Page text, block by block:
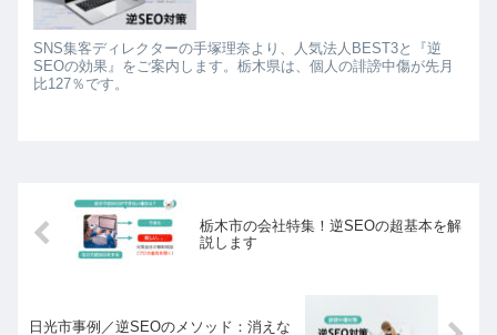
SNS集客ディレクターの手塚理奈より、人気法人BEST3と『逆
SEOの効果』をご案内します。栃木県は、個人の誹謗中傷が先月
比127％です。
栃木市の会社特集！逆SEOの超基本を解
説します
日光市事例／逆SEOのメソッド：消えな